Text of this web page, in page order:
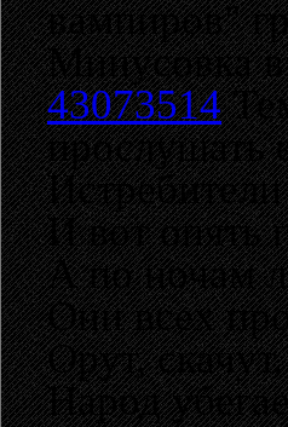
вампиров"
Минусовка
43073514
прослушать
И вот опять
А по ночам
Они всех
Орут,
Народ